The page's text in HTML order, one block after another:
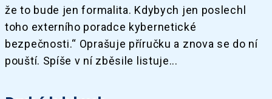
že to bude jen formalita. Kdybych jen poslechl
toho externího poradce kybernetické
bezpečnosti.“ Oprašuje příručku a znova se do ní
pouští. Spíše v ní zběsile listuje...